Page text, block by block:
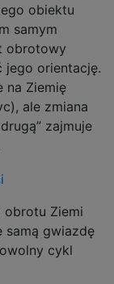
obiektu
samym
obrotowy
jego orientację.
na Ziemię
ale zmiana
zajmuje
obrotu Ziemi
samą gwiazdę
cykl